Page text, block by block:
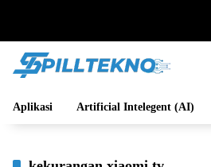
Aplikasi Artificial Intelegent (AI)